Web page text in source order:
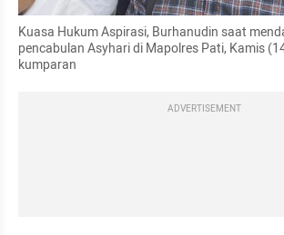
Kuasa Hukum Aspirasi, Burhanudin saat
pencabulan Asyhari di Mapolres Pati, Kamis
kumparan
ADVERTISEMENT